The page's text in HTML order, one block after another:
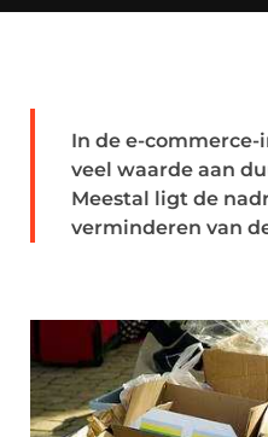
In de e-
veel waarde aan
Meestal ligt de
verminderen van